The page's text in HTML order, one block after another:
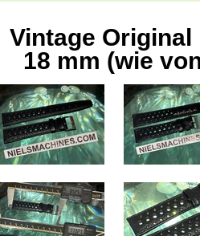
Vintage
18 mm (wie